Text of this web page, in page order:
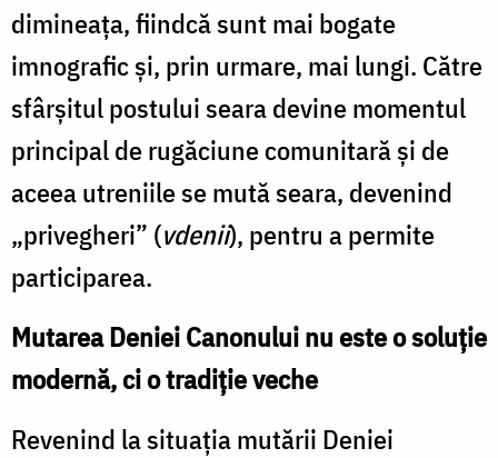
dimineața, fiindcă sunt mai bogate
imnografic și, prin urmare, mai lungi. Către
sfârșitul postului seara devine momentul
principal de rugăciune comunitară și de
aceea utreniile se mută seara, devenind
„privegheri” (vdenii), pentru a permite
participarea.
Mutarea Deniei Canonului nu este o soluție
modernă, ci o tradiție veche
Revenind la situația mutării Deniei